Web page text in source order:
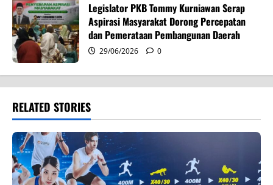
Legislator PKB Tommy Kurniawan Serap
Aspirasi Masyarakat Dorong Percepatan
dan Pemerataan Pembangunan Daerah
29/06/2026 0
RELATED STORIES